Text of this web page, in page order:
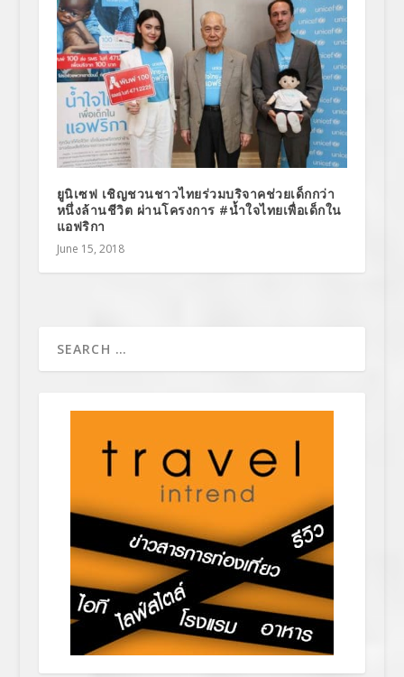
ยูนิเซฟ เชิญชวนชาวไทยร่วมบริจาคช่วยเด็กกว่า
หนึ่งล้านชีวิต ผ่านโครงการ #น้ำใจไทยเพื่อเด็กใน
แอฟริกา
June 15, 2018